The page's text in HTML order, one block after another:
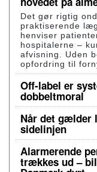
Det gør rigtig
praktiserende
henviser
hospitalerne –
afvisning. Uden
opfordring til
Off-label er
dobbeltmoral
Når det gælder
sidelinjen
Alarmerende
trækkes ud –